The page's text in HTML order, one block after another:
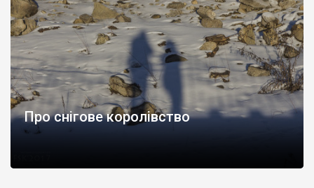
Про снігове королівство